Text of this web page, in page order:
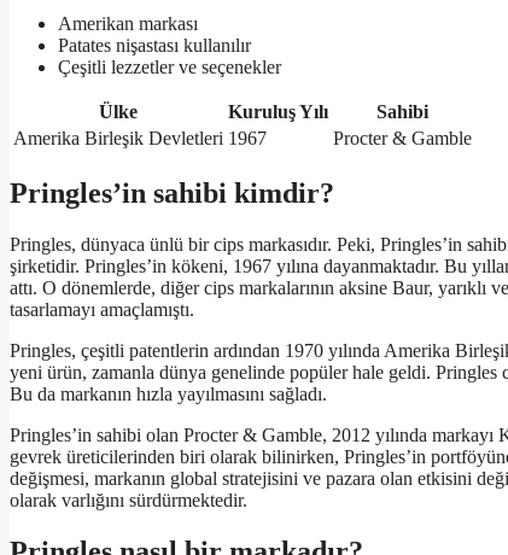
Amerikan markası
Patates nişastası kullanılır
Çeşitli lezzetler ve seçenekler
Ülke Kuruluş Yılı
Sahibi
Amerika Birleşik Devletleri 1967 Procter & Gamble
Pringles’in sahibi kimdir?
Pringles, dünyaca ünlü bir cips markasıdır. Peki, Pringles’in
şirketidir. Pringles’in kökeni, 1967 yılına dayanmaktadır. Bu
attı. O dönemlerde, diğer cips markalarının aksine Baur, yarıklı
tasarlamayı amaçlamıştı.
Pringles, çeşitli patentlerin ardından 1970 yılında Amerika
yeni ürün, zamanla dünya genelinde popüler hale geldi.
Bu da markanın hızla yayılmasını sağladı.
Pringles’in sahibi olan Procter & Gamble, 2012 yılında
gevrek üreticilerinden biri olarak bilinirken, Pringles’in
değişmesi, markanın global stratejisini ve pazara olan etkisini
olarak varlığını sürdürmektedir.